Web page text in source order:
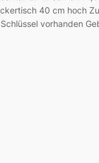
40 cm hoch
vorhanden